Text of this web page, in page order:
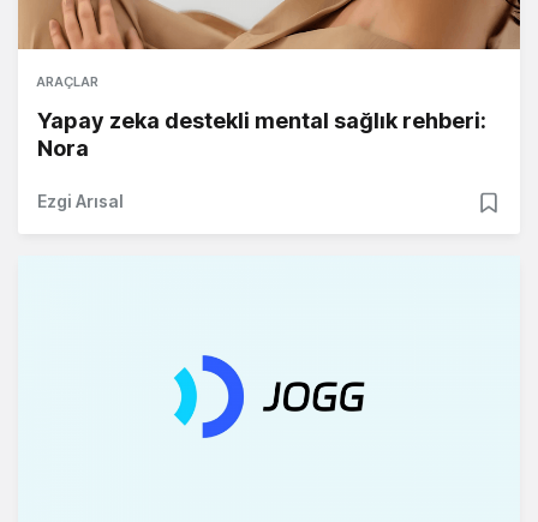
ARAÇLAR
Yapay zeka destekli mental sağlık rehberi:
Nora
Ezgi Arısal